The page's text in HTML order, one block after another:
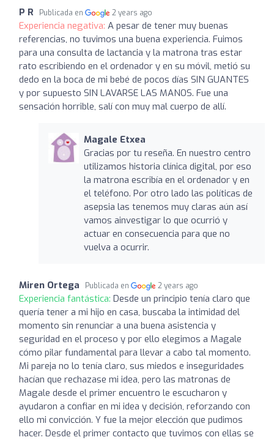
P R Publicada en 2 years ago
Experiencia negativa: A pesar de tener muy buenas
referencias, no tuvimos una buena experiencia. Fuimos
para una consulta de lactancia y la matrona tras estar
rato escribiendo en el ordenador y en su móvil, metió su
dedo en la boca de mi bebé de pocos días SIN GUANTES
y por supuesto SIN LAVARSE LAS MANOS. Fue una
sensación horrible, salí con muy mal cuerpo de allí.
Magale Etxea
Gracias por tu reseña. En nuestro centro
utilizamos historia clínica digital, por eso
la matrona escribía en el ordenador y en
el teléfono. Por otro lado las políticas de
asepsia las tenemos muy claras aún así
vamos ainvestigar lo que ocurrió y
actuar en consecuencia para que no
vuelva a ocurrir.
Miren Ortega Publicada en 2 years ago
Experiencia fantástica: Desde un principio tenía claro que
quería tener a mi hijo en casa, buscaba la intimidad del
momento sin renunciar a una buena asistencia y
seguridad en el proceso y por ello elegimos a Magale
cómo pilar fundamental para llevar a cabo tal momento.
Mi pareja no lo tenía claro, sus miedos e inseguridades
hacían que rechazase mi idea, pero las matronas de
Magale desde el primer encuentro le escucharon y
ayudaron a confiar en mi idea y decisión, reforzando con
ello mi convicción. Y fue la mejor elección que pudimos
hacer. Desde el primer contacto que tuvimos con ellas se